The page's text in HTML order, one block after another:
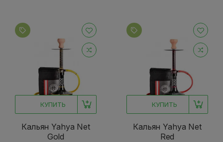
КУПИТЬ
Кальян Yahya Net
Gold
КУПИТЬ
Кальян Yahya Net
Red